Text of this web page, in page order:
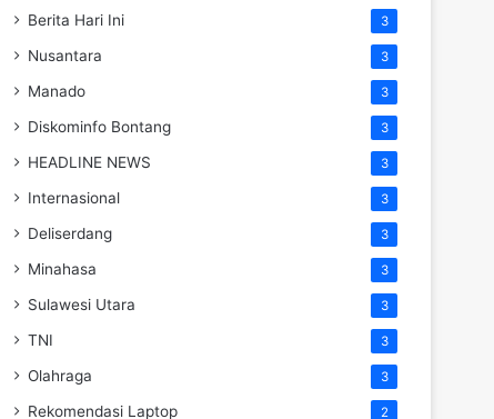
Berita Hari Ini 3
Nusantara 3
Manado 3
Diskominfo Bontang 3
HEADLINE NEWS 3
Internasional 3
Deliserdang 3
Minahasa 3
Sulawesi Utara 3
TNI 3
Olahraga 3
Rekomendasi Laptop 2